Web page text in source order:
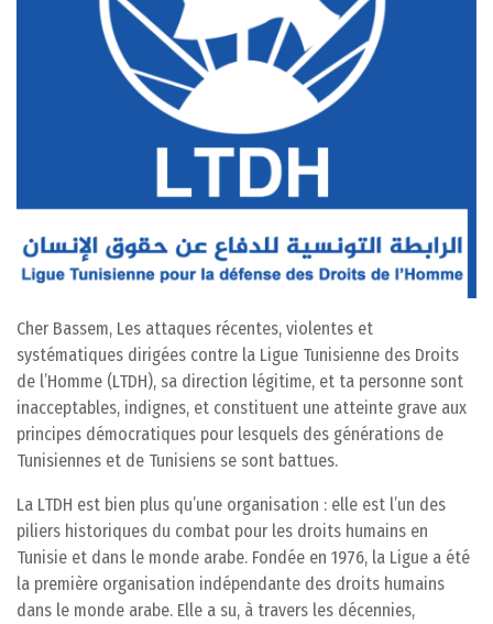
Cher Bassem, Les attaques récentes, violentes et
systématiques dirigées contre la Ligue Tunisienne des Droits
de l’Homme (LTDH), sa direction légitime, et ta personne sont
inacceptables, indignes, et constituent une atteinte grave aux
principes démocratiques pour lesquels des générations de
Tunisiennes et de Tunisiens se sont battues.
La LTDH est bien plus qu’une organisation : elle est l’un des
piliers historiques du combat pour les droits humains en
Tunisie et dans le monde arabe. Fondée en 1976, la Ligue a été
la première organisation indépendante des droits humains
dans le monde arabe. Elle a su, à travers les décennies,